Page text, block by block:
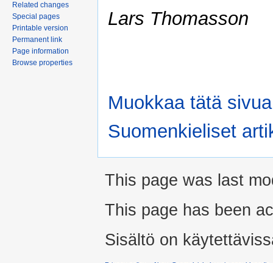
Lars Thomasson
Muokkaa tätä sivua
Suomenkieliset
Related changes
Special pages
Printable version
Permanent link
Page information
Browse properties
This page was last
This page has been
Sisältö on